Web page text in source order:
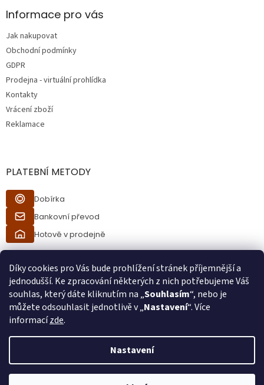
Díky cookies pro Vás bude prohlížení stránek příjemnější a
jednodušší. Ke zpracování některých z nich potřebujeme Váš
souhlas, který dáte kliknutím na „Souhlasím“, nebo je
můžete odsouhlasit jednotlivě v „Nastavení“. Více
informacízde.
Nastavení
Při procesu objednávání bude ověřeno, zda jste starší 18ti let pomocí
aInformace pro vás
Jak nakupovat
Obchodní podmínky
GDPR
Prodejna - virtuální prohlídka
Kontakty
Vrácení zboží
Reklamace
PLATEBNÍ METODY
Dobírka
Bankovní převod
Hotově v prodejně
Copyright 2026Ráj kuřáků. Všechna práva vyhrazena.